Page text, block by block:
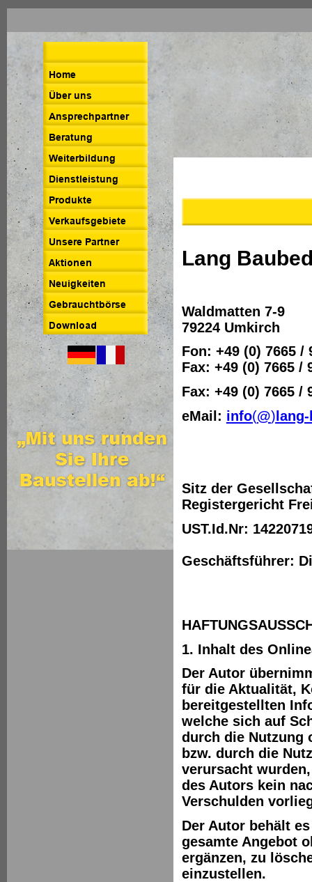
Lang
Waldmatten 7-9
79224 Umkirch
Fon: +49 (0) 7665 /
Fax: +49 (0) 7665 /
Fax: +49 (0) 7665 /
eMail: info(@)
Sitz der
Registergericht
UST.Id.Nr:
Geschäftsführer:
1. Inhalt des
Der Autor
für die Aktualität,
bereitgestellten
welche sich auf
durch die Nutzung
bzw. durch die
verursacht
des Autors kein
Verschulden
Der Autor behält
gesamte Angebot
ergänzen, zu
einzustellen.